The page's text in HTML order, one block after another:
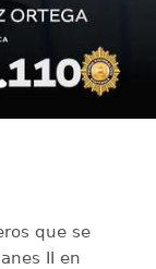
que se
II en